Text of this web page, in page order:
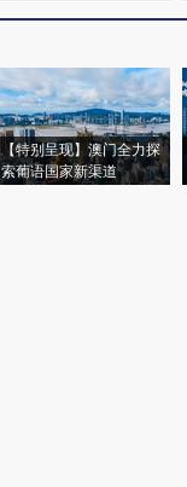
【特别呈现】澳门全力探
索葡语国家新渠道